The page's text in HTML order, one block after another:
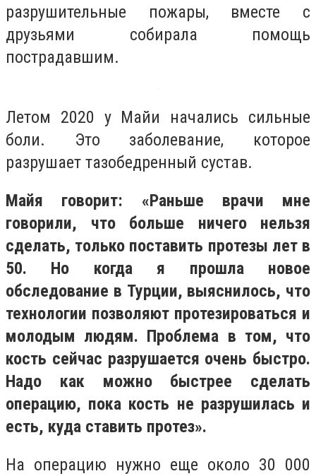
разрушительные пожары, вместе с
друзьями собирала помощь
пострадавшим.
Летом 2020 у Майи начались сильные
боли. Это заболевание, которое
разрушает тазобедренный сустав.
Майя говорит: «Раньше врачи мне
говорили, что больше ничего нельзя
сделать, только поставить протезы лет в
50. Но когда я прошла новое
обследование в Турции, выяснилось, что
технологии позволяют протезироваться и
молодым людям. Проблема в том, что
кость сейчас разрушается очень быстро.
Надо как можно быстрее сделать
операцию, пока кость не разрушилась и
есть, куда ставить протез».
На операцию нужно еще около 30 000